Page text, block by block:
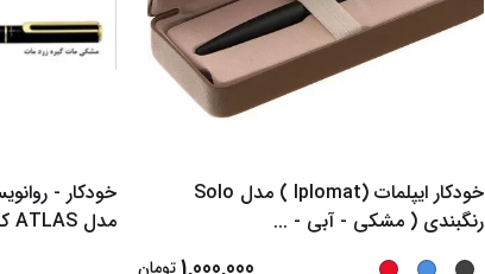
خودکار ایپلمات (Iplomat ) مدل Solo
رنگبندی ( مشکی - آبی - ...
تومان
مدل ATLAS کد (63- 65)